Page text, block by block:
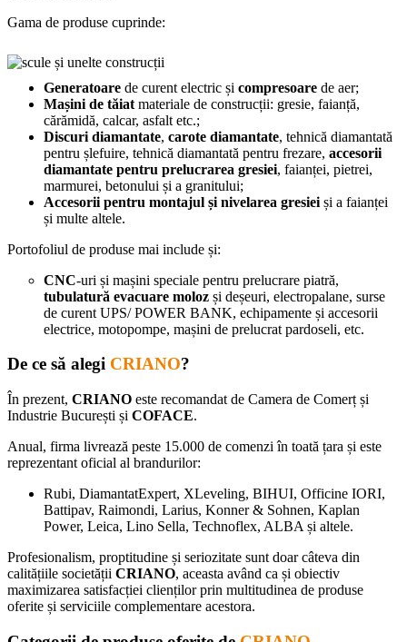
Gama de produse cuprinde:
Generatoare de curent electric și compresoare de aer;
Mașini de tăiat materiale de construcții: gresie, faianță,
cărămidă, calcar, asfalt etc.;
Discuri diamantate, carote diamantate, tehnică diamantată
pentru șlefuire, tehnică diamantată pentru frezare, accesorii
diamantate pentru prelucrarea gresiei, faianței, pietrei,
marmurei, betonului și a granitului;
Accesorii pentru montajul și nivelarea gresiei și a faianței
și multe altele.
Portofoliul de produse mai include și:
CNC-uri și mașini speciale pentru prelucrare piatră,
tubulatură evacuare moloz și deșeuri, electropalane, surse
de curent UPS/ POWER BANK, echipamente și accesorii
electrice, motopompe, mașini de prelucrat pardoseli, etc.
De ce să alegi CRIANO?
În prezent, CRIANO este recomandat de Camera de Comerț și
Industrie București și COFACE.
Anual, firma livrează peste 15.000 de comenzi în toată țara și este
reprezentant oficial al brandurilor:
Rubi, DiamantatExpert, XLeveling, BIHUI, Officine IORI,
Battipav, Raimondi, Larius, Konner & Sohnen, Kaplan
Power, Leica, Lino Sella, Technoflex, ALBA și altele.
Profesionalism, proptitudine și seriozitate sunt doar câteva din
calitățiile societății CRIANO, aceasta având ca și obiectiv
maximizarea satisfacției clienților prin multitudinea de produse
oferite și serviciile complementare acestora.